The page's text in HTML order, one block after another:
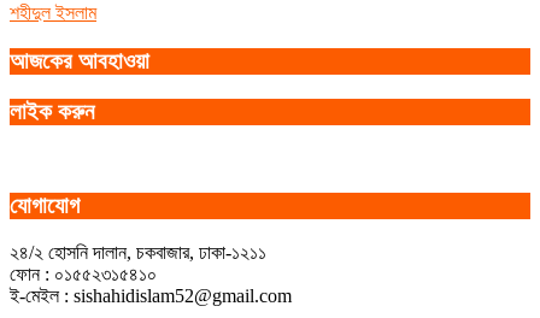
শহীদুল ইসলাম
আজকের আবহাওয়া
লাইক করুন
যোগাযোগ
২৪/২ হোসনি দালান, চকবাজার, ঢাকা-১২১১
ফোন : ০১৫৫২৩১৫৪১০
ই-মেইল : sishahidislam52@gmail.com